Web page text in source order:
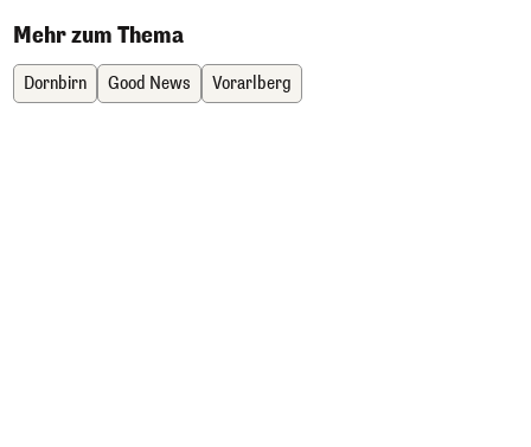
Mehr zum Thema
Dornbirn Good News Vorarlberg